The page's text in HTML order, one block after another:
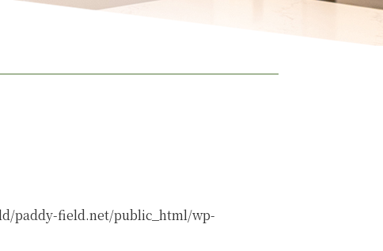
paddy-field.net/public_html/wp-